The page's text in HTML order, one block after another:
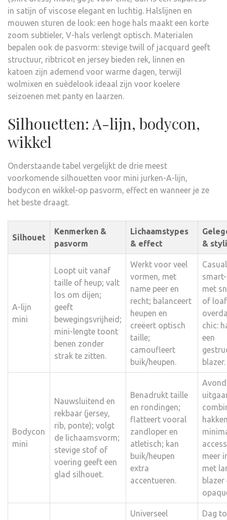
in satijn of viscose elegant en luchtig. Halslijnen en
mouwen sturen de look: een hoge hals maakt een korte
zoom subtieler, V-hals verlengt optisch. Materialen
bepalen ook de pasvorm: stevige twill of jacquard geeft
structuur, ribtricot en jersey bieden rek, linnen en
katoen zijn ademend voor warme dagen, terwijl
wolmixen en suèdelook ideaal zijn voor koelere
seizoenen met panty en laarzen.
Silhouetten: A-lijn, bodycon,
wikkel
Onderstaande tabel vergelijkt de drie meest
voorkomende silhouetten voor mini jurken-A-lijn,
bodycon en wikkel-op pasvorm, effect en wanneer je ze
het beste draagt.
Silhouet
Kenmerken &
pasvorm
Lichaamstypes
& effect
&
A-lijn
mini
Loopt uit vanaf
taille of heup; valt
los om dijen;
geeft
bewegingsvrijheid;
mini-lengte toont
benen zonder
strak te zitten.
Werkt voor veel
vormen, met
name peer en
recht; balanceert
heupen en
creëert optisch
taille;
camoufleert
buik/heupen.
met
of
chic:
een
blazer.
Bodycon
mini
Nauwsluitend en
rekbaar (jersey,
rib, ponte); volgt
de lichaamsvorm;
stevige stof of
voering geeft een
glad silhouet.
Benadrukt taille
en rondingen;
flatteert vooral
zandloper en
atletisch; kan
buik/heupen
extra
accentueren.
meer
met
blazer
Universeel
Dag